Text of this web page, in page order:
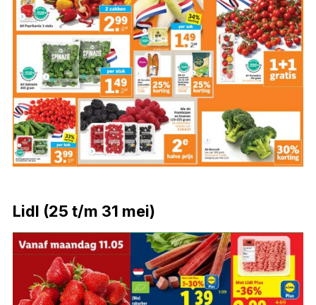
Lidl (25 t/m 31 mei)